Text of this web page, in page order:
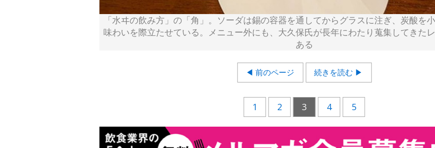
「水ヰの飲み方」の「角」。ソーダは錫の容器を通してからグラスに注ぎ、炭酸を
味わいを際立たせている。メニュー外にも、大久保氏が長年にわたり蒐集してきた
ある
◀ 前のページ 続きを読む ▶
1 2 3 4 5